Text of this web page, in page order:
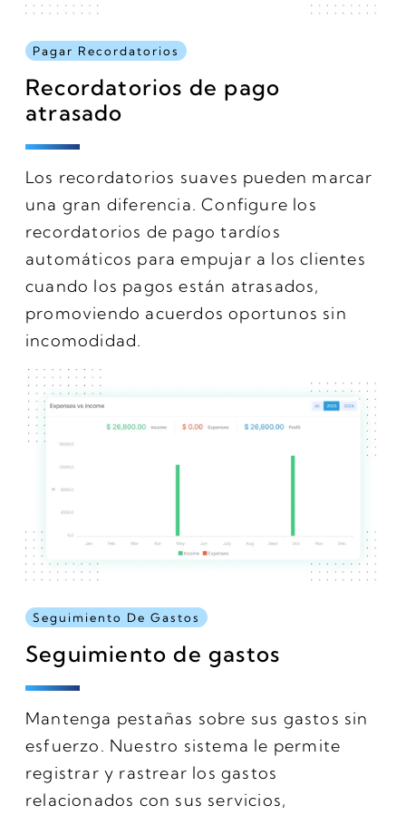
Pagar Recordatorios
Recordatorios de pago
atrasado
Los recordatorios suaves pueden marcar
una gran diferencia. Configure los
recordatorios de pago tardíos
automáticos para empujar a los clientes
cuando los pagos están atrasados,
promoviendo acuerdos oportunos sin
incomodidad.
Seguimiento De Gastos
Seguimiento de gastos
Mantenga pestañas sobre sus gastos sin
esfuerzo. Nuestro sistema le permite
registrar y rastrear los gastos
relacionados con sus servicios,